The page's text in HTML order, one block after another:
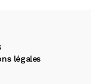
légales